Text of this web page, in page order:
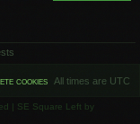
All times are UTC
cookies
| SE Square Left by